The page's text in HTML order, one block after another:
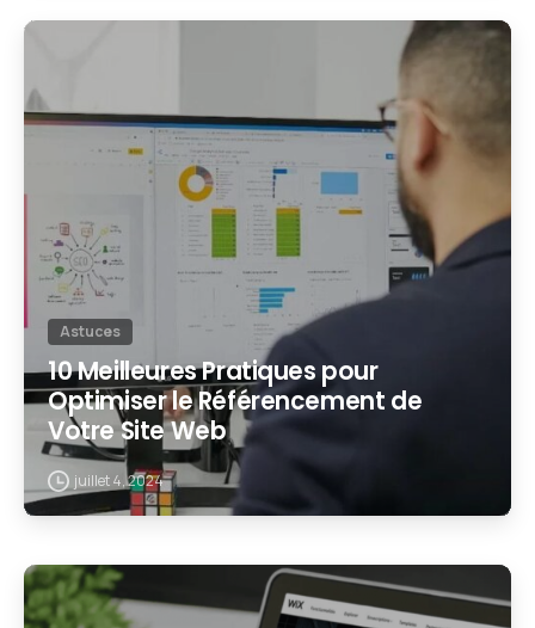
Astuces
10 Meilleures Pratiques pour
Optimiser le Référencement de
Votre Site Web
juillet 4, 2024
2